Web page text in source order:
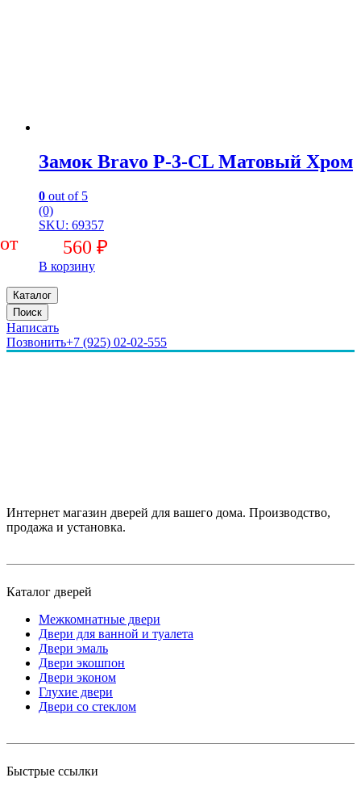
Замок Bravo P-3-CL Матовый Хром
0 out of 5
(0)
SKU: 69357
560 ₽
В корзину
Каталог
Поиск
Написать
Позвонить+7 (925) 02-02-555
Интернет магазин дверей для вашего дома. Производство,
продажа и установка.
Каталог дверей
Межкомнатные двери
Двери для ванной и туалета
Двери эмаль
Двери экошпон
Двери эконом
Глухие двери
Двери со стеклом
Быстрые ссылки